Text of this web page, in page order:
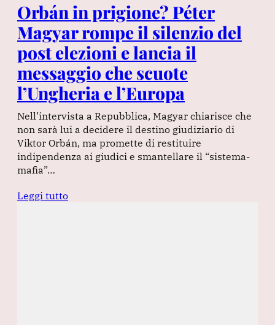
Orbán in prigione? Péter
Magyar rompe il silenzio del
post elezioni e lancia il
messaggio che scuote
l’Ungheria e l’Europa
Nell’intervista a Repubblica, Magyar chiarisce che
non sarà lui a decidere il destino giudiziario di
Viktor Orbán, ma promette di restituire
indipendenza ai giudici e smantellare il “sistema-
mafia”…
Leggi tutto